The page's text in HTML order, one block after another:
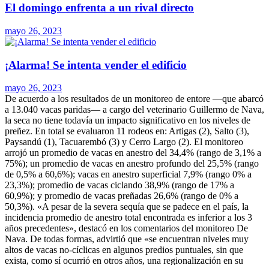
El domingo enfrenta a un rival directo
mayo 26, 2023
¡Alarma! Se intenta vender el edificio
mayo 26, 2023
De acuerdo a los resultados de un monitoreo de entore —que abarcó
a 13.040 vacas paridas— a cargo del veterinario Guillermo de Nava,
la seca no tiene todavía un impacto significativo en los niveles de
preñez. En total se evaluaron 11 rodeos en: Artigas (2), Salto (3),
Paysandú (1), Tacuarembó (3) y Cerro Largo (2). El monitoreo
arrojó un promedio de vacas en anestro del 34,4% (rango de 3,1% a
75%); un promedio de vacas en anestro profundo del 25,5% (rango
de 0,5% a 60,6%); vacas en anestro superficial 7,9% (rango 0% a
23,3%); promedio de vacas ciclando 38,9% (rango de 17% a
60,9%); y promedio de vacas preñadas 26,6% (rango de 0% a
50,3%). «A pesar de la severa sequía que se padece en el país, la
incidencia promedio de anestro total encontrada es inferior a los 3
años precedentes», destacó en los comentarios del monitoreo De
Nava. De todas formas, advirtió que «se encuentran niveles muy
altos de vacas no-cíclicas en algunos predios puntuales, sin que
exista, como sí ocurrió en otros años, una regionalización en su